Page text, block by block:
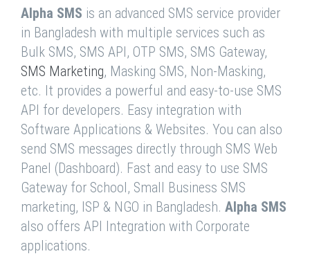
Alpha SMS is an advanced SMS service provider
in Bangladesh with multiple services such as
Bulk SMS, SMS API, OTP SMS, SMS Gateway,
SMS Marketing, Masking SMS, Non-Masking,
etc. It provides a powerful and easy-to-use SMS
API for developers. Easy integration with
Software Applications & Websites. You can also
send SMS messages directly through SMS Web
Panel (Dashboard). Fast and easy to use SMS
Gateway for School, Small Business SMS
marketing, ISP & NGO in Bangladesh. Alpha SMS
also offers API Integration with Corporate
applications.